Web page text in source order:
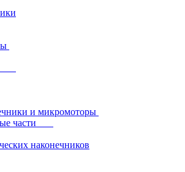
и микромоторы
части
наконечников